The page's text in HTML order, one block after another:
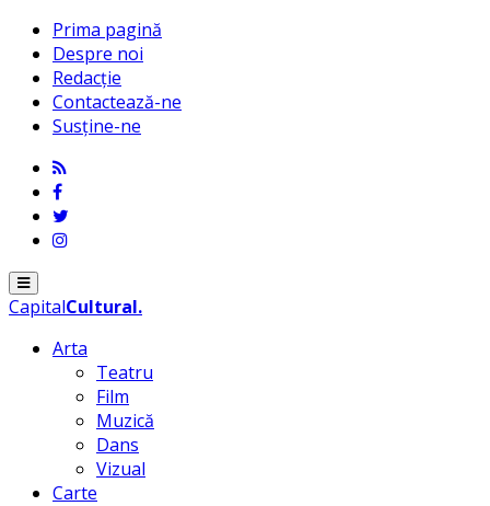
Prima pagină
Despre noi
Redacție
Contactează-ne
Susține-ne
Menu
CapitalCultural.
Arta
Teatru
Film
Muzică
Dans
Vizual
Carte